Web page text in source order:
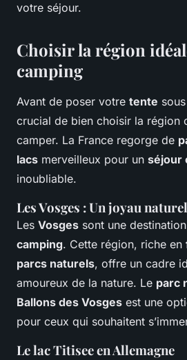
votre séjour.
Choisir la région
camping
Avant de poser votre tente
crucial de bien choisir la région
camper. La France regorge de
lacs merveilleux pour un séjour
inoubliable.
Les Vosges : Un joyau naturel
Les Vosges sont une
camping. Cette région, riche en
parcs naturels, offre un cadre
amoureux de la nature. Le parc
Ballons des Vosges est une
pour ceux qui souhaitent
Le lac Titisee en Allemagne